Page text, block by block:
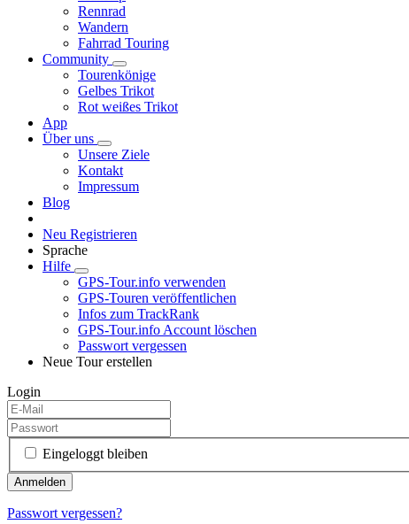
Rennrad
Wandern
Fahrrad Touring
Community
Tourenkönige
Gelbes Trikot
Rot weißes Trikot
App
Über uns
Unsere Ziele
Kontakt
Impressum
Blog
Neu Registrieren
Sprache
Hilfe
GPS-Tour.info verwenden
GPS-Touren veröffentlichen
Infos zum TrackRank
GPS-Tour.info Account löschen
Passwort vergessen
Neue Tour erstellen
Login
Eingeloggt bleiben
Passwort vergessen?